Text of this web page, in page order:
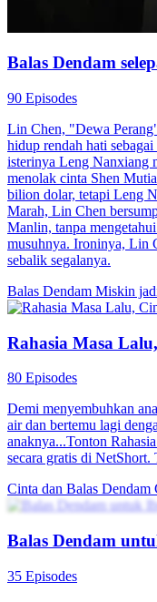
Identitas Tersembunyi